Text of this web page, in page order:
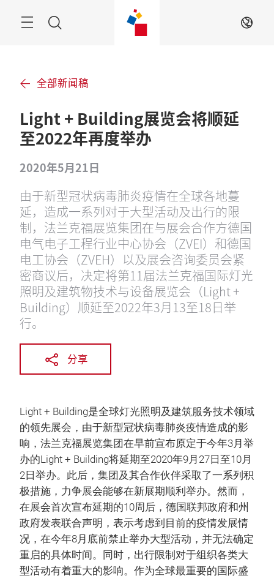
ZH
全部新闻稿
Light + Building展览会将顺延
至2022年再度举办
2020年5月21日
由于新型冠状病毒肺炎疫情在全球各地蔓
延，造成一系列对于大型活动及出行的限
制，法兰克福展览集团在与展会合作方德国
电气电子工程行业中心协会（ZVEI）和德国
电工协会（ZVEH）以及展会咨询委员会紧
密商议后，决定将第11届法兰克福国际灯光
照明及建筑物技术与设备展览会（Light +
Building）顺延至2022年3月13至18日举
行。
分享
Light + Building是全球灯光照明及建筑服务技术领域
的领先展会，由于新型冠状病毒肺炎疫情造成的影
响，法兰克福展览集团在早前宣布原定于今年3月举
办的Light + Building将延期至2020年9月27日至10月
2日举办。此后，集团及其合作伙伴采取了一系列积
极措施，力争展会能够在新展期顺利举办。然而，
在展会首次宣布延期的10周后，德国联邦政府和州
政府发表联合声明，表示考虑到目前的疫情发展情
况，在今年8月底前禁止举办大型活动，并无法确定
重启的具体时间。同时，出行限制对于组织各类大
型活动有着重大的影响。作为全球最重要的国际盛